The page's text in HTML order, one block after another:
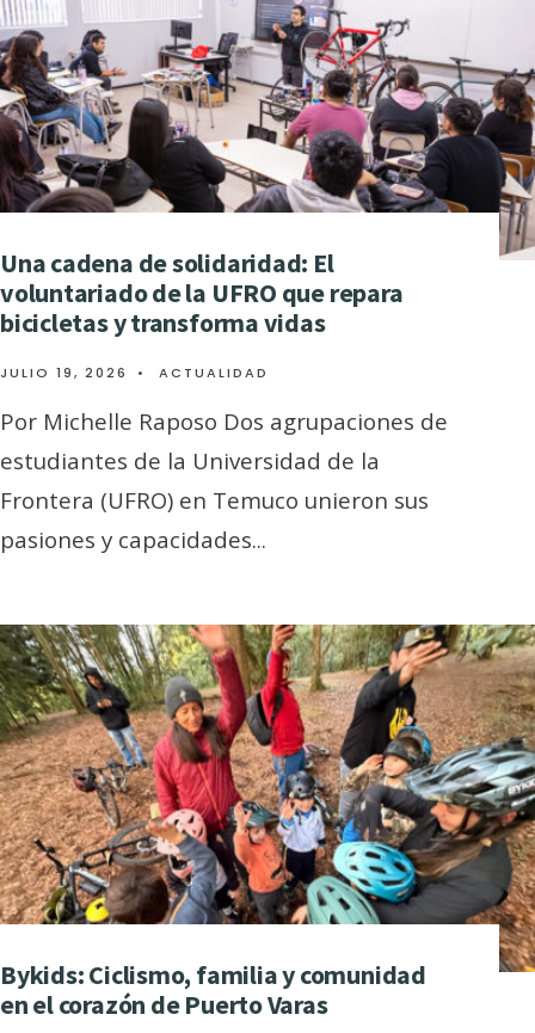
Una cadena de solidaridad: El
voluntariado de la UFRO que repara
bicicletas y transforma vidas
JULIO 19, 2026 • ACTUALIDAD
Por Michelle Raposo Dos agrupaciones de
estudiantes de la Universidad de la
Frontera (UFRO) en Temuco unieron sus
pasiones y capacidades...
Bykids: Ciclismo, familia y comunidad
en el corazón de Puerto Varas